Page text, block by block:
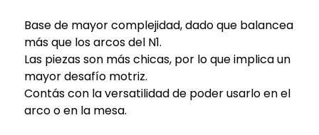
Base de mayor complejidad, dado que balancea
más que los arcos del N1.
Las piezas son más chicas, por lo que implica un
mayor desafío motriz.
Contás con la versatilidad de poder usarlo en el
arco o en la mesa.